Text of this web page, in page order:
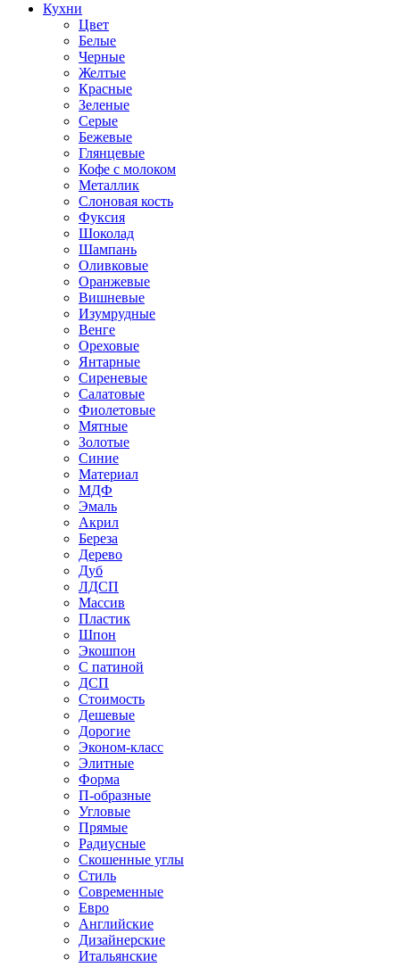
Кухни
Цвет
Белые
Черные
Желтые
Красные
Зеленые
Серые
Бежевые
Глянцевые
Кофе с молоком
Металлик
Слоновая кость
Фуксия
Шоколад
Шампань
Оливковые
Оранжевые
Вишневые
Изумрудные
Венге
Ореховые
Янтарные
Сиреневые
Салатовые
Фиолетовые
Мятные
Золотые
Синие
Материал
МДФ
Эмаль
Акрил
Береза
Дерево
Дуб
ЛДСП
Массив
Пластик
Шпон
Экошпон
С патиной
ДСП
Стоимость
Дешевые
Дорогие
Эконом-класс
Элитные
Форма
П-образные
Угловые
Прямые
Радиусные
Скошенные углы
Стиль
Современные
Евро
Английские
Дизайнерские
Итальянские